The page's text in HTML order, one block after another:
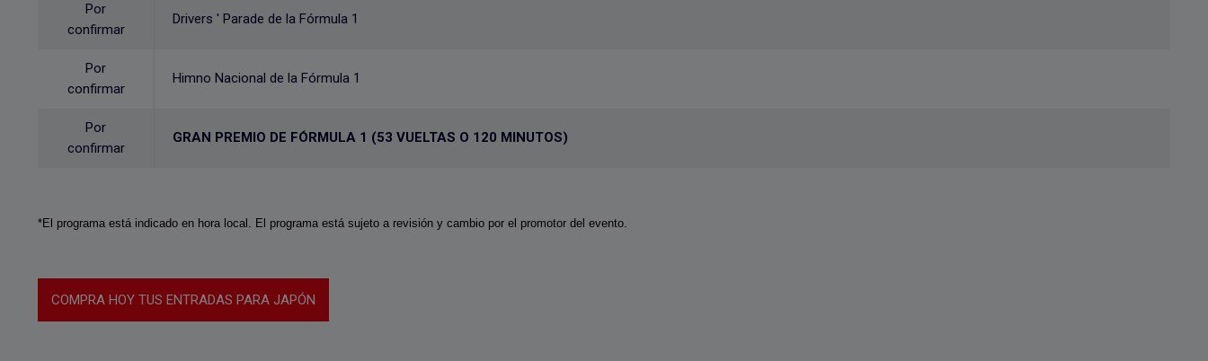
Por
confirmar
Drivers ' Parade de la Fórmula 1
Por
confirmar
Himno Nacional de la Fórmula 1
Por
confirmar
GRAN PREMIO DE FÓRMULA 1 (53 VUELTAS O 120 MINUTOS)
*El programa está indicado en hora local. El programa está sujeto a revisión y cambio por el promotor del evento.
COMPRA HOY TUS ENTRADAS PARA JAPÓN